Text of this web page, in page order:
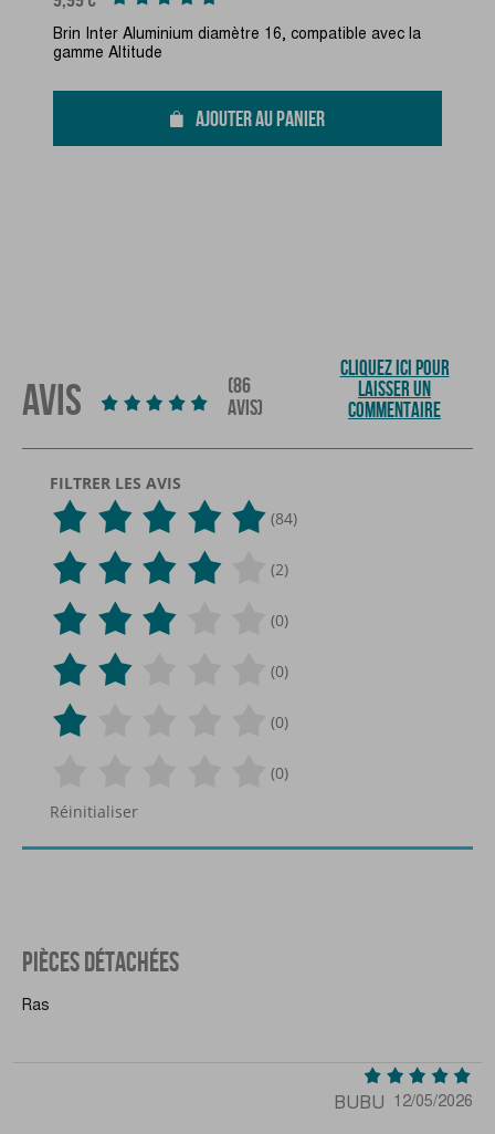
Brin Inter Aluminium diamètre 16, compatible avec la
gamme Altitude
AJOUTER AU PANIER
AVIS
(86
AVIS)
CLIQUEZ ICI POUR
LAISSER UN
COMMENTAIRE
FILTRER LES AVIS
(84)
(2)
(0)
(0)
(0)
(0)
Réinitialiser
PIÈCES DÉTACHÉES
Ras
BUBU 12/05/2026